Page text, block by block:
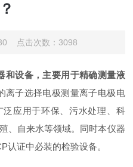
点击次数：3098
和设备，主要用于精确测量液
离子选择电极测量离子电极电
应用于环保、污水处理、科
、自来水等领域。同时本仪器
认证中必装的检验设备。